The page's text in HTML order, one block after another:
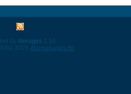
by 4images 1.10
2026 4homepages.de